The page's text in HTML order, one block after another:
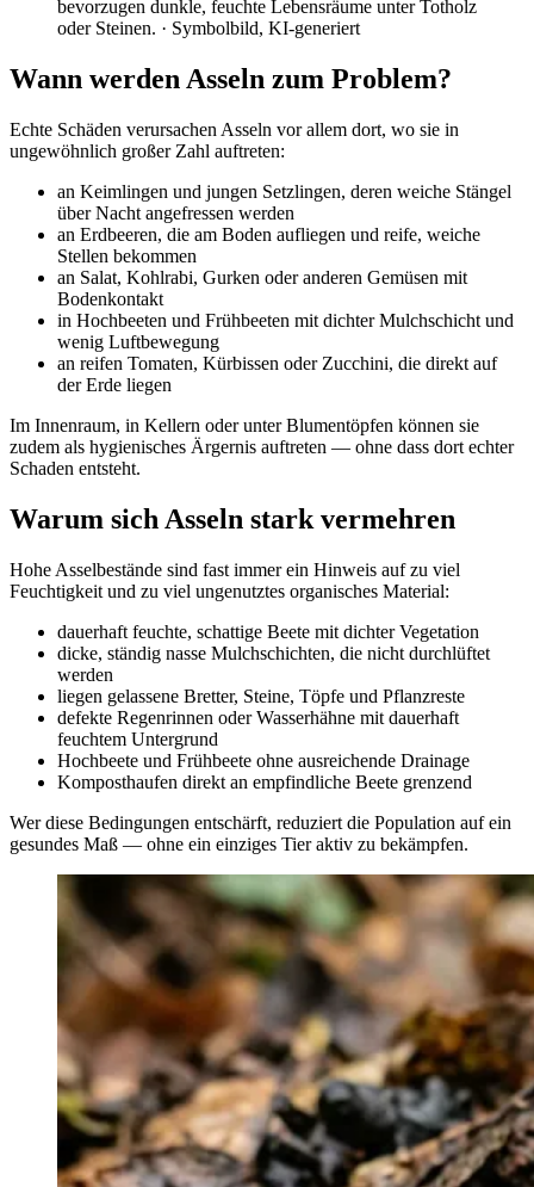
bevorzugen dunkle, feuchte Lebensräume unter Totholz
oder Steinen. · Symbolbild, KI-generiert
Wann werden Asseln zum Problem?
Echte Schäden verursachen Asseln vor allem dort, wo sie in
ungewöhnlich großer Zahl auftreten:
an Keimlingen und jungen Setzlingen, deren weiche Stängel
über Nacht angefressen werden
an Erdbeeren, die am Boden aufliegen und reife, weiche
Stellen bekommen
an Salat, Kohlrabi, Gurken oder anderen Gemüsen mit
Bodenkontakt
in Hochbeeten und Frühbeeten mit dichter Mulchschicht und
wenig Luftbewegung
an reifen Tomaten, Kürbissen oder Zucchini, die direkt auf
der Erde liegen
Im Innenraum, in Kellern oder unter Blumentöpfen können sie
zudem als hygienisches Ärgernis auftreten — ohne dass dort echter
Schaden entsteht.
Warum sich Asseln stark vermehren
Hohe Asselbestände sind fast immer ein Hinweis auf zu viel
Feuchtigkeit und zu viel ungenutztes organisches Material:
dauerhaft feuchte, schattige Beete mit dichter Vegetation
dicke, ständig nasse Mulchschichten, die nicht durchlüftet
werden
liegen gelassene Bretter, Steine, Töpfe und Pflanzreste
defekte Regenrinnen oder Wasserhähne mit dauerhaft
feuchtem Untergrund
Hochbeete und Frühbeete ohne ausreichende Drainage
Komposthaufen direkt an empfindliche Beete grenzend
Wer diese Bedingungen entschärft, reduziert die Population auf ein
gesundes Maß — ohne ein einziges Tier aktiv zu bekämpfen.